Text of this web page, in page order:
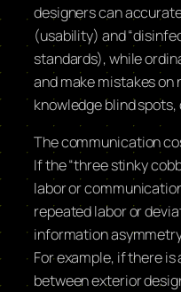
designers can
(usability) and
standards), while
and make mistakes on
knowledge blind
The communication
If the “three stinky
labor or
repeated labor or
information
For example, if there
between exterior